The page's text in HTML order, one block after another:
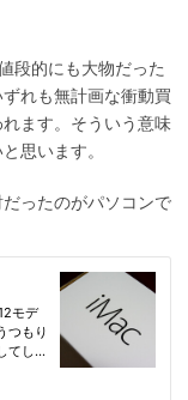
段的にも大物だった
れも無計画な衝動買
ます。そういう意味
思います。
ったのがパソコンで